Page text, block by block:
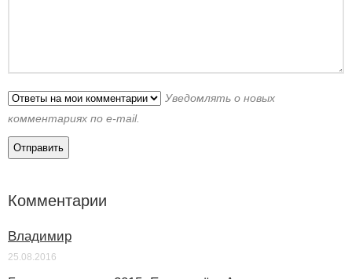
Уведомлять о новых
комментариях по e-mail.
Комментарии
Владимир
25.08.2016